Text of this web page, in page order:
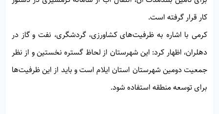
کار قرار گرفته است.
کرمی با اشاره به ظرفیت‌های کشاورزی، گردشگری، نفت و گاز در
دهلران، اظهار کرد: این شهرستان از لحاظ گستره نخستین و از نظر
جمعیت دومین شهرستان استان ایلام است و باید از این ظرفیت‌ها
برای توسعه منطقه استفاده شود.